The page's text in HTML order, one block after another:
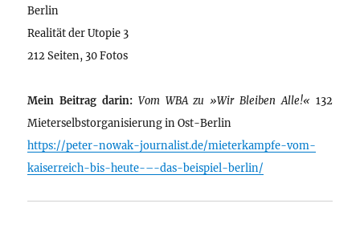
Berlin
Realität der Utopie 3
212 Seiten, 30 Fotos
Mein Beitrag darin: Vom WBA zu »Wir Bleiben Alle!« 132
Mieterselbstorganisierung in Ost-Berlin
https://peter-nowak-journalist.de/mieterkampfe-vom-
kaiserreich-bis-heute-–-das-beispiel-berlin/